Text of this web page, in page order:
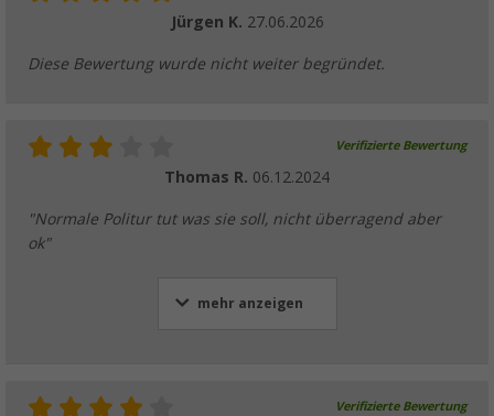
Jürgen K. 27.06.2026
Diese Bewertung wurde nicht weiter begründet.
Verifizierte Bewertung
Thomas R. 06.12.2024
"Normale Politur tut was sie soll, nicht überragend aber
ok"
mehr anzeigen
Verifizierte Bewertung